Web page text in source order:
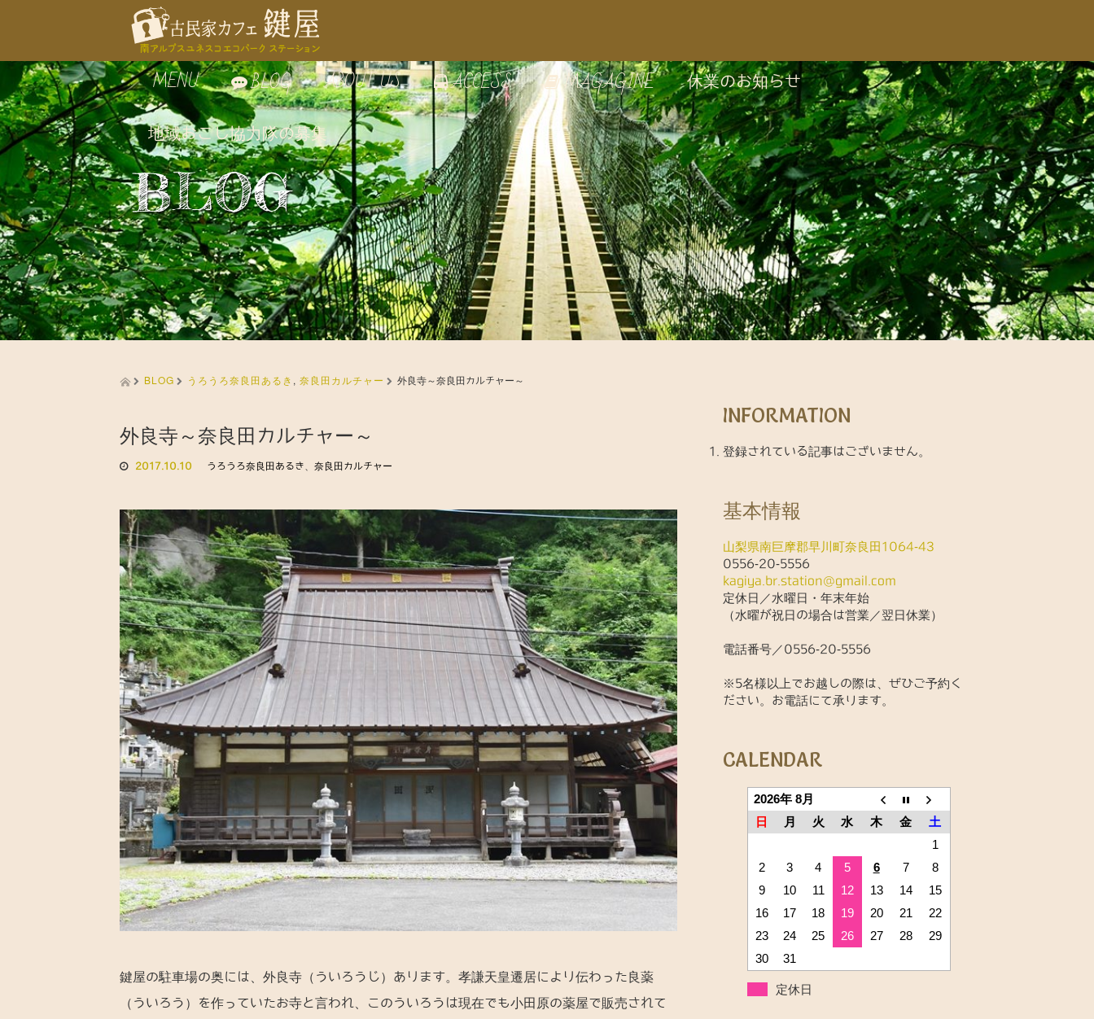
MENU
お食事
自家製スイーツ
お飲み物
BLOG ABOUT US
鍵屋の雰囲気
鍵屋のうつわ
古民家で絵付け体験
周辺の見どころ
ACCESS MAGAGINE
休業のお知らせ
地域おこし協力隊の募集
BLOG
BLOG うろうろ奈良田あるき , 奈良田カルチャー 外良寺～奈良田カルチャー～
外良寺～奈良田カルチャー～
2017.10.10 うろうろ奈良田あるき 奈良田カルチャー
鍵屋の駐車場の奥には、外良寺（ういろうじ）あります。孝謙天皇遷居により伝わった良薬
（ういろう）を作っていたお寺と言われ、このういろうは現在でも小田原の薬屋で販売されて
INFORMATION
登録されている記事はございません。
基本情報
山梨県南巨摩郡早川町奈良田1064-43
0556-20-5556
kagiya.br.station@gmail.com
定休日／水曜日・年末年始
（水曜が祝日の場合は営業／翌日休業）
電話番号／0556-20-5556
※5名様以上でお越しの際は、ぜひご予約く
ださい。お電話にて承ります。
CALENDAR
2026年 8月
日
月 火 水 木 金
土
1
2
3 4 5 6 7
8
9
10 11 12 13 14
15
16
17 18 19 20 21
22
23
24 25 26 27 28
29
30
31
定休日